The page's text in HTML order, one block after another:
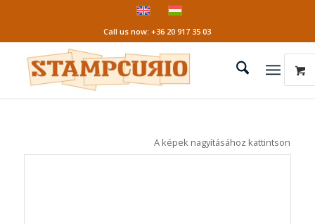
Call us now: +36 20 917 35 03
A képek nagyításához kattintson a